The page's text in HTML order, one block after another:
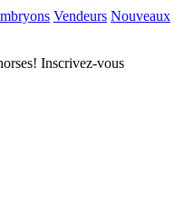
Vendeurs Nouveaux
Inscrivez-vous